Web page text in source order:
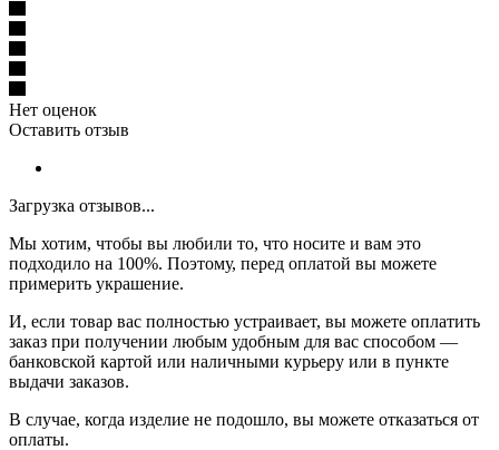
Нет оценок
Оставить отзыв
Загрузка отзывов...
Мы хотим, чтобы вы любили то, что носите и вам это
подходило на 100%. Поэтому, перед оплатой вы можете
примерить украшение.
И, если товар вас полностью устраивает, вы можете оплатить
заказ при получении любым удобным для вас способом —
банковской картой или наличными курьеру или в пункте
выдачи заказов.
В случае, когда изделие не подошло, вы можете отказаться от
оплаты.